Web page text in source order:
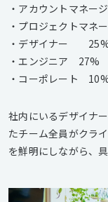
・アカウントマネー
・プロジェクトマネ
・デザイナー
・エンジニア 27%
・コーポレート
社内にいるデザイナ
たチーム全員がクラ
を鮮明にしながら、